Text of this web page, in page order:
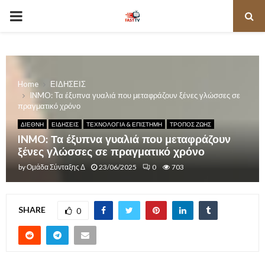
PRIMARY
Home
ΕΙΔΗΣΕΙΣ
INMO: Τα έξυπνα γυαλιά που μεταφράζουν ξένες γλώσσες σε
πραγματικό χρόνο
ΔΙΕΘΝΗ ΕΙΔΗΣΕΙΣ ΤΕΧΝΟΛΟΓΙΑ & ΕΠΙΣΤΗΜΗ ΤΡΟΠΟΣ ΖΩΗΣ
INMO: Τα έξυπνα γυαλιά που μεταφράζουν
ξένες γλώσσες σε πραγματικό χρόνο
byΟμάδα Σύνταξης Δ 23/06/2025 0 703
SHARE 0